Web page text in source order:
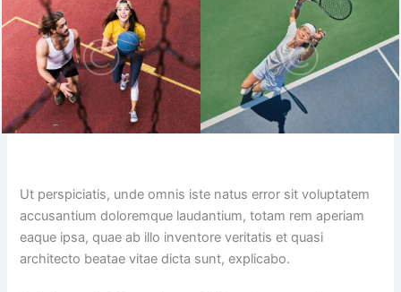
Ut perspiciatis, unde omnis iste natus error sit voluptatem
accusantium doloremque laudantium, totam rem aperiam
eaque ipsa, quae ab illo inventore veritatis et quasi
architecto beatae vitae dicta sunt, explicabo.